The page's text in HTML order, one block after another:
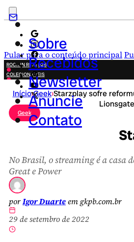
Pular para o conteúdo principal
Sobre
Recebidos
Newsletter
Anuncie
Contato
ROCK IN RIO 2026
COLECIONÁVEIS
FESTA JUNINA
NOVIDADES
CAMPANHAS CRIATIVAS
Início›Geek›Starzplay sofre
Geek
No Brasil, o streaming é a casa
Great e Power
porIgor Duarteem gkpb.com.br
29 de setembro de 2022